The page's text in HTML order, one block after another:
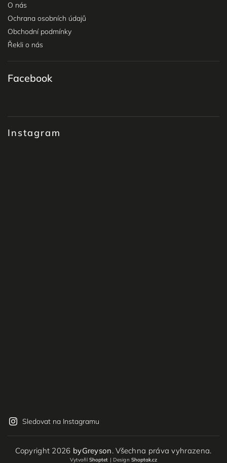
O nás
Ochrana osobních údajů
Obchodní podmínky
Řekli o nás
Instagram
Sledovat na Instagramu
Facebook
Copyright 2026 byGreyson. Všechna práva vyhrazena.
VytvořilShoptet | DesignShoptak.cz